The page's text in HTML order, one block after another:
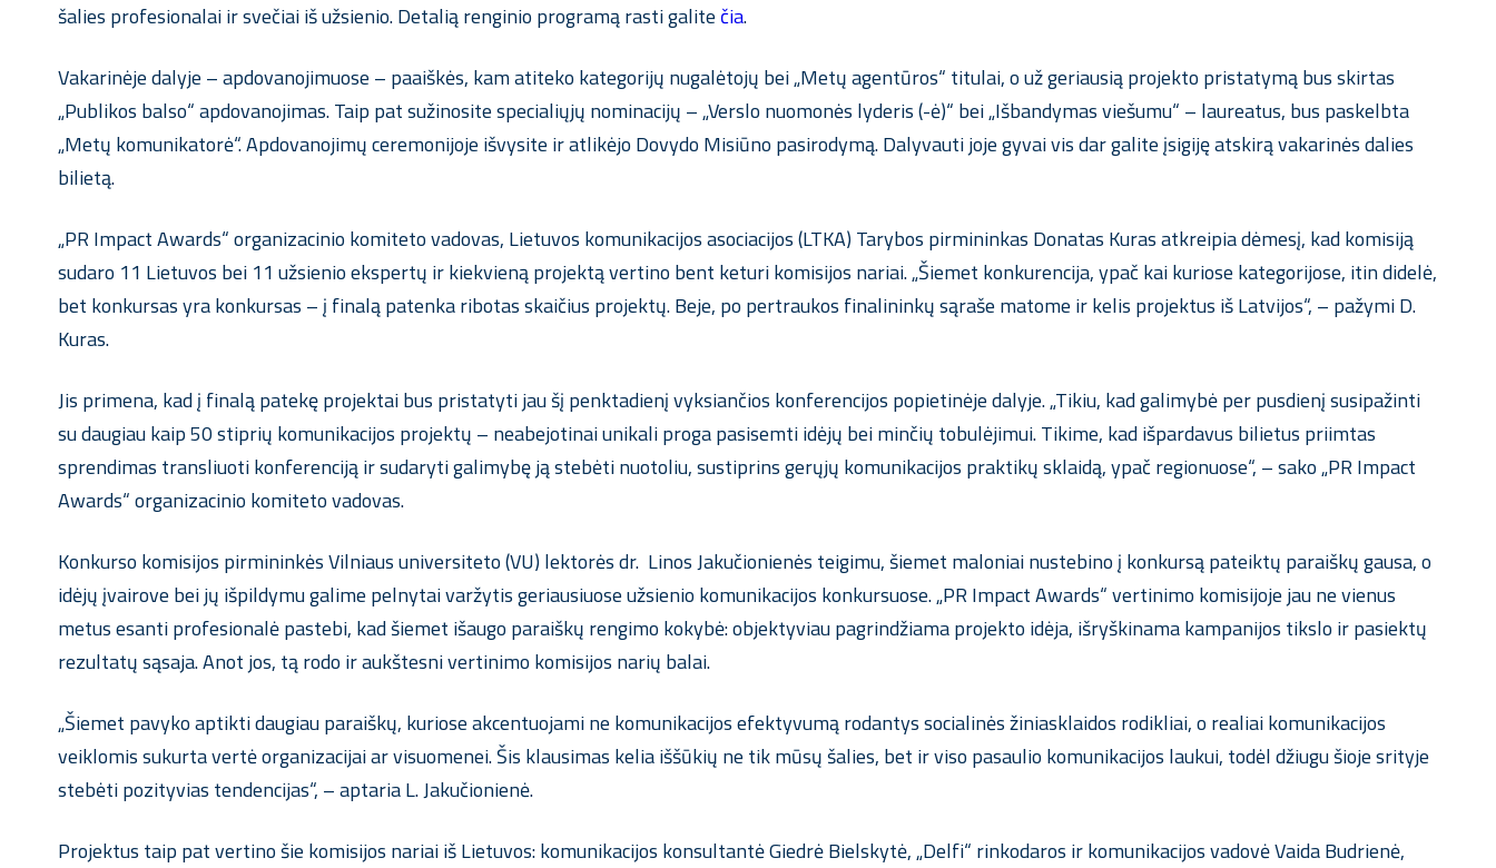
šalies profesionalai ir svečiai iš užsienio. Detalią renginio programą rasti galite čia.
Vakarinėje dalyje – apdovanojimuose – paaiškės, kam atiteko kategorijų nugalėtojų bei „Metų agentūros“ titulai, o už geriausią projekto pristatymą bus skirtas
„Publikos balso“ apdovanojimas. Taip pat sužinosite specialiųjų nominacijų – „Verslo nuomonės lyderis (-ė)“ bei „Išbandymas viešumu“ – laureatus, bus paskelbta
„Metų komunikatorė“. Apdovanojimų ceremonijoje išvysite ir atlikėjo Dovydo Misiūno pasirodymą. Dalyvauti joje gyvai vis dar galite įsigiję atskirą vakarinės dalies
bilietą.
„PR Impact Awards“ organizacinio komiteto vadovas, Lietuvos komunikacijos asociacijos (LTKA) Tarybos pirmininkas Donatas Kuras atkreipia dėmesį, kad komisiją
sudaro 11 Lietuvos bei 11 užsienio ekspertų ir kiekvieną projektą vertino bent keturi komisijos nariai. „Šiemet konkurencija, ypač kai kuriose kategorijose, itin didelė,
bet konkursas yra konkursas –į finalą patenka ribotas skaičius projektų. Beje, po pertraukos finalininkų sąraše matome ir kelis projektus iš Latvijos“, – pažymi D.
Kuras.
Jis primena, kad į finalą patekę projektai bus pristatyti jau šį penktadienį vyksiančios konferencijos popietinėje dalyje.„Tikiu, kad galimybė per pusdienį susipažinti
su daugiau kaip 50 stiprių komunikacijos projektų – neabejotinai unikali proga pasisemti idėjų bei minčių tobulėjimui. Tikime, kad išpardavus bilietus priimtas
sprendimas transliuoti konferenciją ir sudaryti galimybę ją stebėti nuotoliu, sustiprins gerųjų komunikacijos praktikų sklaidą, ypač regionuose“, – sako„PR Impact
Awards“ organizacinio komiteto vadovas.
Konkurso komisijos pirmininkėsVilniaus universiteto (VU) lektorės dr. Linos Jakučionienės teigimu, šiemet maloniai nustebino į konkursą pateiktų paraiškų gausa, o
idėjų įvairove bei jų išpildymu galime pelnytai varžytis geriausiuose užsienio komunikacijos konkursuose.„PR Impact Awards“vertinimo komisijoje jau ne vienus
metus esanti profesionalė pastebi, kad šiemet išaugo paraiškų rengimo kokybė: objektyviau pagrindžiama projekto idėja, išryškinama kampanijos tikslo ir pasiektų
rezultatų sąsaja. Anot jos, tą rodo ir aukštesni vertinimo komisijos narių balai.
„Šiemet pavyko aptikti daugiau paraiškų, kuriose akcentuojami ne komunikacijos efektyvumą rodantys socialinės žiniasklaidos rodikliai, o realiai komunikacijos
veiklomis sukurta vertė organizacijai ar visuomenei. Šis klausimas kelia iššūkių ne tik mūsų šalies, bet ir viso pasaulio komunikacijos laukui, todėl džiugu šioje srityje
stebėti pozityvias tendencijas“, – aptaria L. Jakučionienė.
Projektus taip pat vertino šie komisijos nariai iš Lietuvos: komunikacijos konsultantė Giedrė Bielskytė, „Delfi“ rinkodaros ir komunikacijos vadovė Vaida Budrienė,